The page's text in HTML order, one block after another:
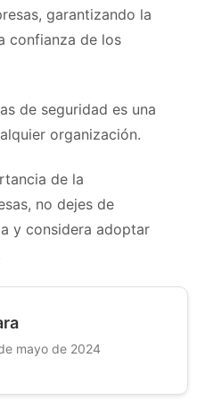
garantizando la
confianza de los
de seguridad es una
organización.
de la
no dejes de
y considera adoptar
mayo de 2024